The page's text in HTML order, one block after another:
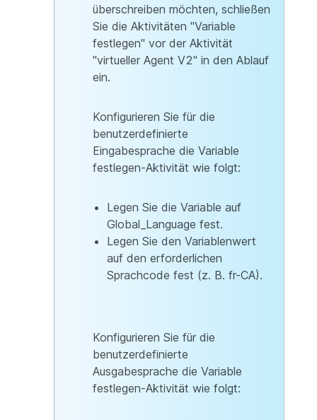
überschreiben möchten, schließen
Sie die Aktivitäten "Variable
festlegen" vor der Aktivität
"virtueller Agent V2" in den Ablauf
ein.
Konfigurieren Sie für die
benutzerdefinierte
Eingabesprache die Variable
festlegen-Aktivität wie folgt:
Legen Sie die Variable auf
Global_Language fest.
Legen Sie den Variablenwert
auf den erforderlichen
Sprachcode fest (z. B. fr-CA).
Konfigurieren Sie für die
benutzerdefinierte
Ausgabesprache die Variable
festlegen-Aktivität wie folgt: